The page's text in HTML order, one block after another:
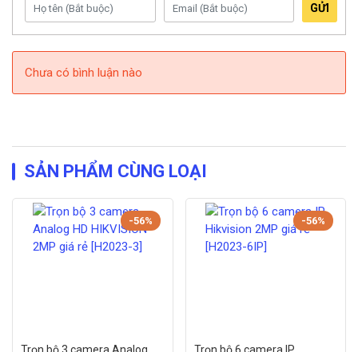
GỬI
Chưa có bình luận nào
SẢN PHẨM CÙNG LOẠI
-56% -56%